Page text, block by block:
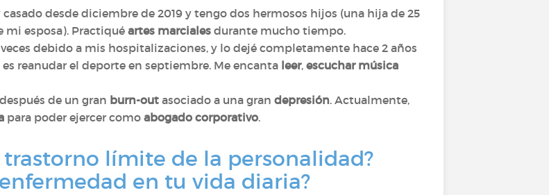
desde diciembre de 2019 y tengo dos hermosos hijos (una hija de 25
mi esposa). Practiqué artes marciales durante mucho tiempo.
debido a mis hospitalizaciones, y lo dejé completamente hace 2 años
reanudar el deporte en septiembre. Me encanta leer, escuchar música
de un gran burn-out asociado a una gran depresión. Actualmente,
para poder ejercer como abogado corporativo.
límite de la personalidad?
en tu vida diaria?